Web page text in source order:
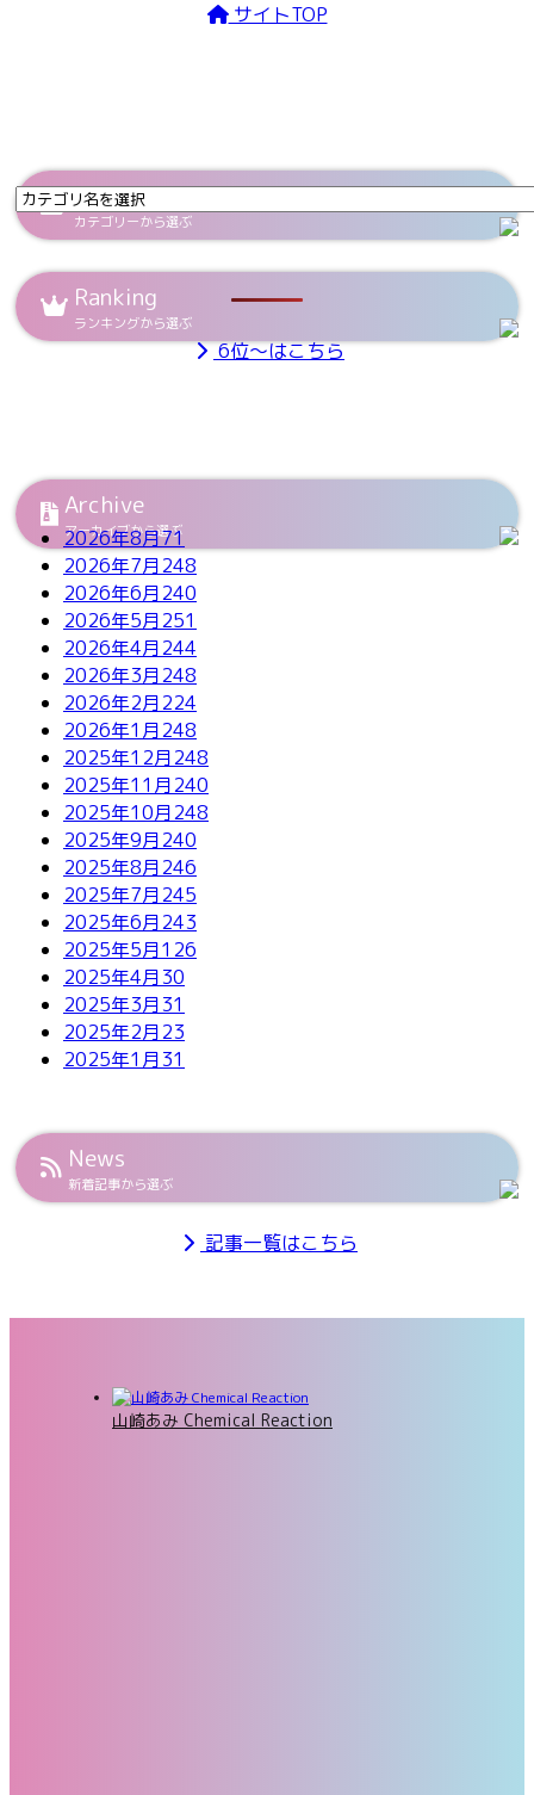
サイトTOP
Category
カテゴリーから選ぶ
Ranking
ランキングから選ぶ
6位～はこちら
Archive
アーカイブから選ぶ
2026年8月71
2026年7月248
2026年6月240
2026年5月251
2026年4月244
2026年3月248
2026年2月224
2026年1月248
2025年12月248
2025年11月240
2025年10月248
2025年9月240
2025年8月246
2025年7月245
2025年6月243
2025年5月126
2025年4月30
2025年3月31
2025年2月23
2025年1月31
News
新着記事から選ぶ
記事一覧はこちら
山崎あみ Chemical Reaction